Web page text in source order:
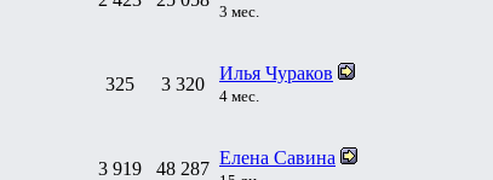
3 мес.
325 3 320
Илья Чураков
4 мес.
3 919 48 287
Елена Савина